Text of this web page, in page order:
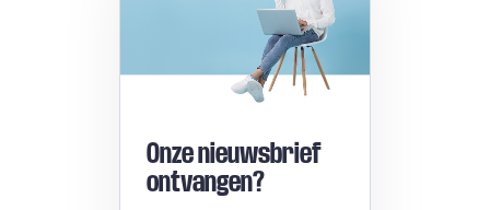
Onze nieuwsbrief
ontvangen?